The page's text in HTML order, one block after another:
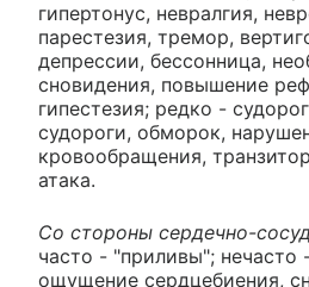
гипертонус, невралгия,
парестезия, тремор,
депрессии, бессонница,
сновидения, повышение
гипестезия; редко -
судороги, обморок,
кровообращения,
атака.
Со стороны сердечно-
часто - "приливы"; нечасто
ощущение сердцебиения,